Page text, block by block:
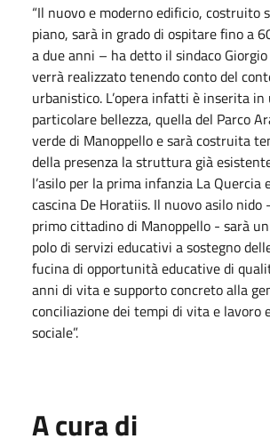
“Il nuovo e moderno edificio, costruito
piano, sarà in grado di ospitare fino a
a due anni – ha detto il sindaco
verrà realizzato tenendo conto del
urbanistico. L’opera infatti è inserita in
particolare bellezza, quella del Parco
verde di Manoppello e sarà costruita
della presenza la struttura già
l’asilo per la prima infanzia La Quercia
cascina De Horatiis. Il nuovo asilo nido
primo cittadino di Manoppello - sarà
polo di servizi educativi a sostegno
fucina di opportunità educative di
anni di vita e supporto concreto alla
conciliazione dei tempi di vita e lavoro
sociale”.
A cura di